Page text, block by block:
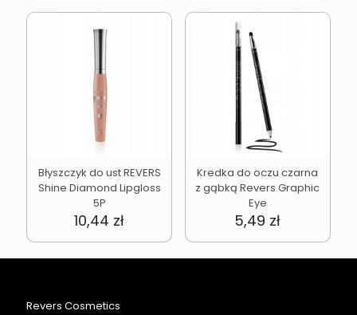
Błyszczyk do ust REVERS
Shine Diamond Lipgloss
5P
10,44 zł
Kredka do oczu czarna
z gąbką Revers Graphic
Eye
5,49 zł
Revers Cosmetics